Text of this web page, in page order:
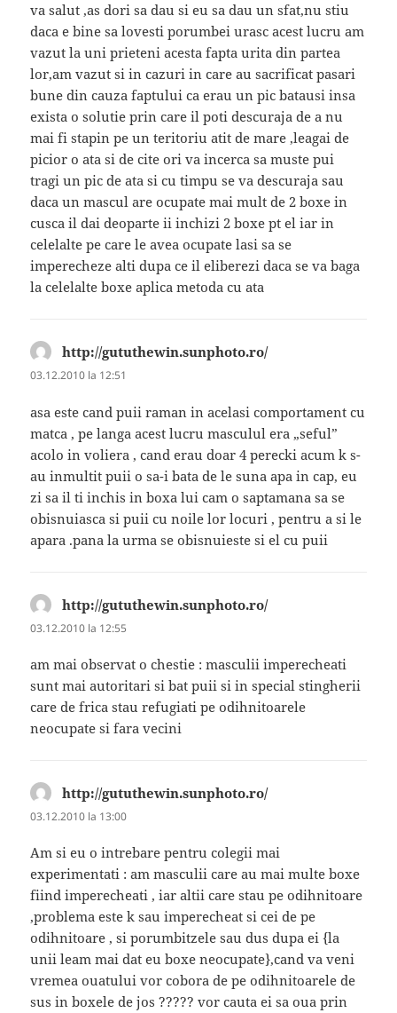
va salut ,as dori sa dau si eu sa dau un sfat,nu stiu
daca e bine sa lovesti porumbei urasc acest lucru am
vazut la uni prieteni acesta fapta urita din partea
lor,am vazut si in cazuri in care au sacrificat pasari
bune din cauza faptului ca erau un pic batausi insa
exista o solutie prin care il poti descuraja de a nu
mai fi stapin pe un teritoriu atit de mare ,leagai de
picior o ata si de cite ori va incerca sa muste pui
tragi un pic de ata si cu timpu se va descuraja sau
daca un mascul are ocupate mai mult de 2 boxe in
cusca il dai deoparte ii inchizi 2 boxe pt el iar in
celelalte pe care le avea ocupate lasi sa se
imperecheze alti dupa ce il eliberezi daca se va baga
la celelalte boxe aplica metoda cu ata
http://gututhewin.sunphoto.ro/spune:
03.12.2010 la 12:51
asa este cand puii raman in acelasi comportament cu
matca , pe langa acest lucru masculul era „seful”
acolo in voliera , cand erau doar 4 perecki acum k s-
au inmultit puii o sa-i bata de le suna apa in cap, eu
zi sa il ti inchis in boxa lui cam o saptamana sa se
obisnuiasca si puii cu noile lor locuri , pentru a si le
apara .pana la urma se obisnuieste si el cu puii
http://gututhewin.sunphoto.ro/spune:
03.12.2010 la 12:55
am mai observat o chestie : masculii imperecheati
sunt mai autoritari si bat puii si in special stingherii
care de frica stau refugiati pe odihnitoarele
neocupate si fara vecini
http://gututhewin.sunphoto.ro/spune:
03.12.2010 la 13:00
Am si eu o intrebare pentru colegii mai
experimentati : am masculii care au mai multe boxe
fiind imperecheati , iar altii care stau pe odihnitoare
,problema este k sau imperecheat si cei de pe
odihnitoare , si porumbitzele sau dus dupa ei {la
unii leam mai dat eu boxe neocupate},cand va veni
vremea ouatului vor cobora de pe odihnitoarele de
sus in boxele de jos ????? vor cauta ei sa oua prin